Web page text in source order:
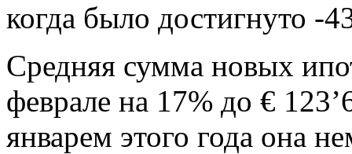
когда было достигнуто -
Средняя сумма новых
феврале на 17% до €
январем этого года она